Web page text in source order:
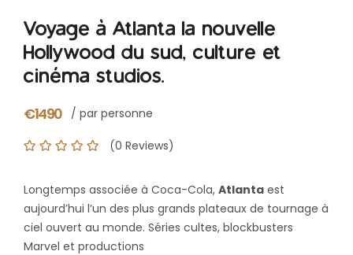
Voyage à Atlanta la nouvelle
Hollywood du sud, culture et
cinéma studios.
€1490 / par personne
(0 Reviews)
Longtemps associée à Coca-Cola, Atlanta est
aujourd’hui l’un des plus grands plateaux de tournage à
ciel ouvert au monde. Séries cultes, blockbusters
Marvel et productions